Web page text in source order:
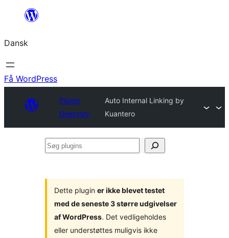
Spring
indhold
Dansk
Få WordPress
Plugin
Directory
Auto Internal Linking by
Kuantero
Søg
Dette plugin er ikke blevet testet
med de seneste 3 større udgivelser
af WordPress. Det vedligeholdes
eller understøttes muligvis ikke